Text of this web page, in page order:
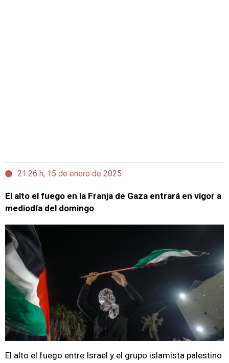
21:26 h, 15 de enero de 2025
El alto el fuego en la Franja de Gaza entrará en vigor a
mediodía del domingo
El alto el fuego entre Israel y el grupo islamista palestino